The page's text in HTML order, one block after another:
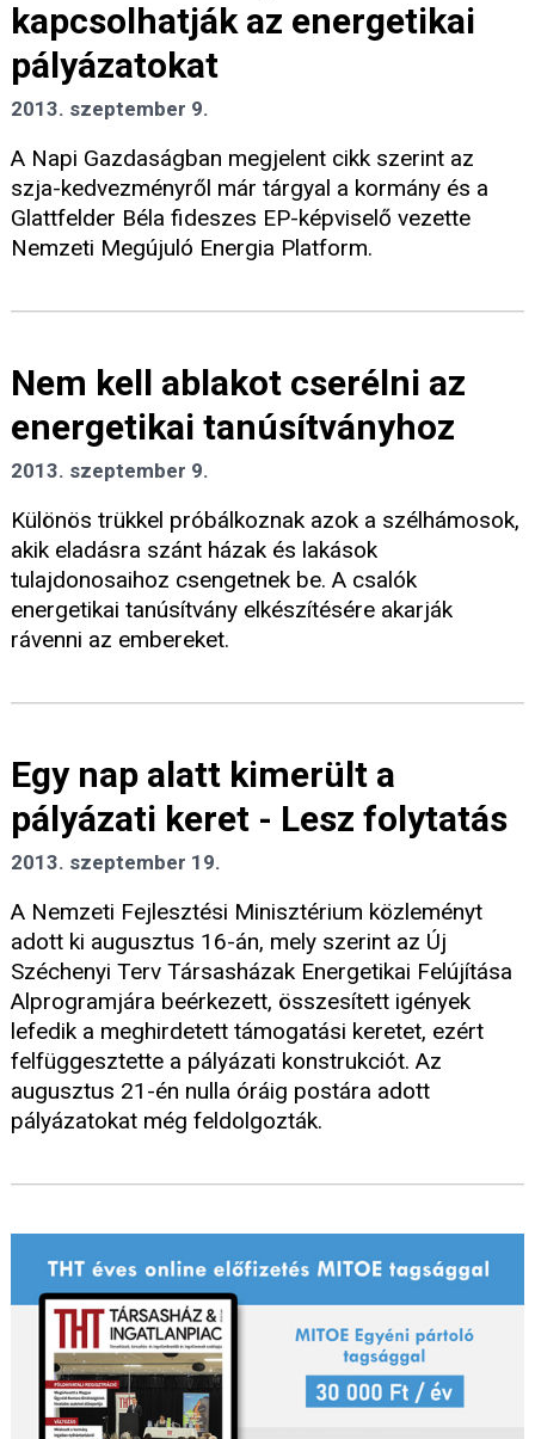
kapcsolhatják az energetikai
pályázatokat
2013. szeptember 9.
A Napi Gazdaságban megjelent cikk szerint az
szja-kedvezményről már tárgyal a kormány és a
Glattfelder Béla fideszes EP-képviselő vezette
Nemzeti Megújuló Energia Platform.
Nem kell ablakot cserélni az
energetikai tanúsítványhoz
2013. szeptember 9.
Különös trükkel próbálkoznak azok a szélhámosok,
akik eladásra szánt házak és lakások
tulajdonosaihoz csengetnek be. A csalók
energetikai tanúsítvány elkészítésére akarják
rávenni az embereket.
Egy nap alatt kimerült a
pályázati keret - Lesz folytatás
2013. szeptember 19.
A Nemzeti Fejlesztési Minisztérium közleményt
adott ki augusztus 16-án, mely szerint az Új
Széchenyi Terv Társasházak Energetikai Felújítása
Alprogramjára beérkezett, összesített igények
lefedik a meghirdetett támogatási keretet, ezért
felfüggesztette a pályázati konstrukciót. Az
augusztus 21-én nulla óráig postára adott
pályázatokat még feldolgozták.